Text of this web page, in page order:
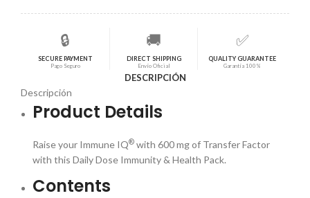
🔒
SECURE PAYMENT
Pago Seguro
🚚
DIRECT SHIPPING
Envío Oficial
✅
QUALITY GUARANTEE
Garantía 100%
DESCRIPCIÓN
Descripción
Product Details
Raise your Immune IQ® with 600 mg of Transfer Factor
with this Daily Dose Immunity & Health Pack.
Contents